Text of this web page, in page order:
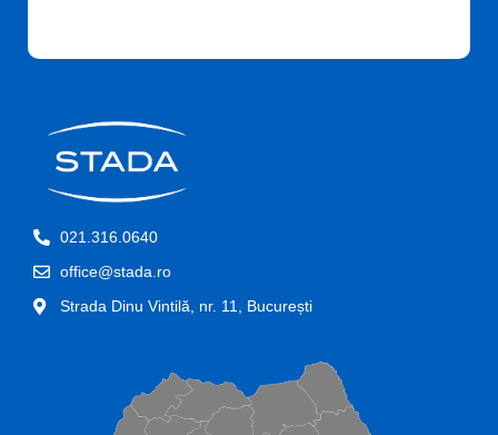
021.316.0640
office@stada.ro
Strada Dinu Vintilă, nr. 11, București